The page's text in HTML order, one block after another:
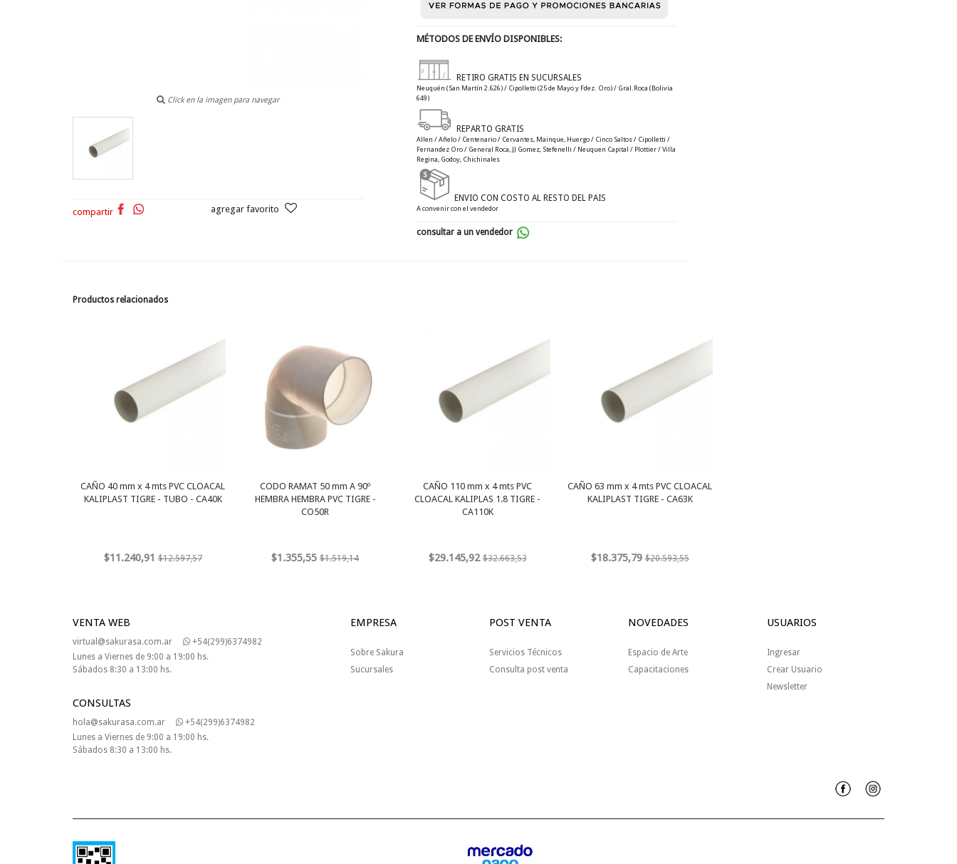
Click en la imagen para navegar
compartir agregar favorito
MÉTODOS DE ENVÍO DISPONIBLES:
RETIRO GRATIS EN SUCURSALES
Neuquén (San Martín 2.626) / Cipolletti (25 de Mayo y Fdez. Oro) / Gral.Roca (Bolivia
649)
REPARTO GRATIS
Allen / Añelo / Centenario / Cervantes, Mainque, Huergo / Cinco Saltos / Cipolletti /
Fernandez Oro / General Roca, JJ Gomez, Stefenelli / Neuquen Capital / Plottier / Villa
Regina, Godoy, Chichinales
ENVIO CON COSTO AL RESTO DEL PAIS
A convenir con el vendedor
consultar a un vendedor
Productos relacionados
CAÑO 40 mm x 4 mts PVC CLOACAL
KALIPLAST TIGRE - TUBO - CA40K
$11.240,91 $12.597,57
CODO RAMAT 50 mm A 90º
HEMBRA HEMBRA PVC TIGRE -
CO50R
$1.355,55 $1.519,14
CAÑO 110 mm x 4 mts PVC
CLOACAL KALIPLAS 1.8 TIGRE -
CA110K
$29.145,92 $32.663,53
CAÑO 63 mm x 4 mts PVC CLOACAL
KALIPLAST TIGRE - CA63K
$18.375,79 $20.593,55
VENTA WEB
virtual@sakurasa.com.ar
+54(299)6374982
Lunes a Viernes de 9:00 a 19:00 hs.
Sábados 8:30 a 13:00 hs.
CONSULTAS
hola@sakurasa.com.ar
+54(299)6374982
Lunes a Viernes de 9:00 a 19:00 hs.
Sábados 8:30 a 13:00 hs.
EMPRESA
Sobre Sakura
Sucursales
POST VENTA
Servicios Técnicos
Consulta post venta
NOVEDADES
Espacio de Arte
Capacitaciones
USUARIOS
Ingresar
Crear Usuario
Newsletter